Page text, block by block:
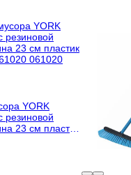
YORK
резиновой
23 см пластик
061020